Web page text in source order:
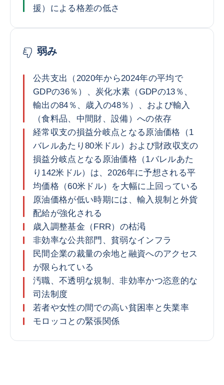
援）による格差の低さ
弱み
公共支出（2020年から2024年の平均で
GDPの36％）、炭化水素（GDPの13％、
輸出の84％、歳入の48％）、および輸入
（食料品、中間財、設備）への依存
経常収支の損益分岐点となる原油価格（1
バレルあたり80米ドル）および財政収支の
損益分岐点となる原油価格（1バレルあた
り142米ドル）は、2026年に予想される平
均価格（60米ドル）を大幅に上回っている
原油価格が低い時期には、輸入規制と外貨
配給が強化される
歳入調整基金（FRR）の枯渇
非効率な公共部門、貧弱なインフラ
民間企業の裁量の余地と融資へのアクセス
が限られている
汚職、不透明な規制、非効率かつ恣意的な
司法制度
若者や女性の間での高い貧困率と失業率
モロッコとの緊張関係